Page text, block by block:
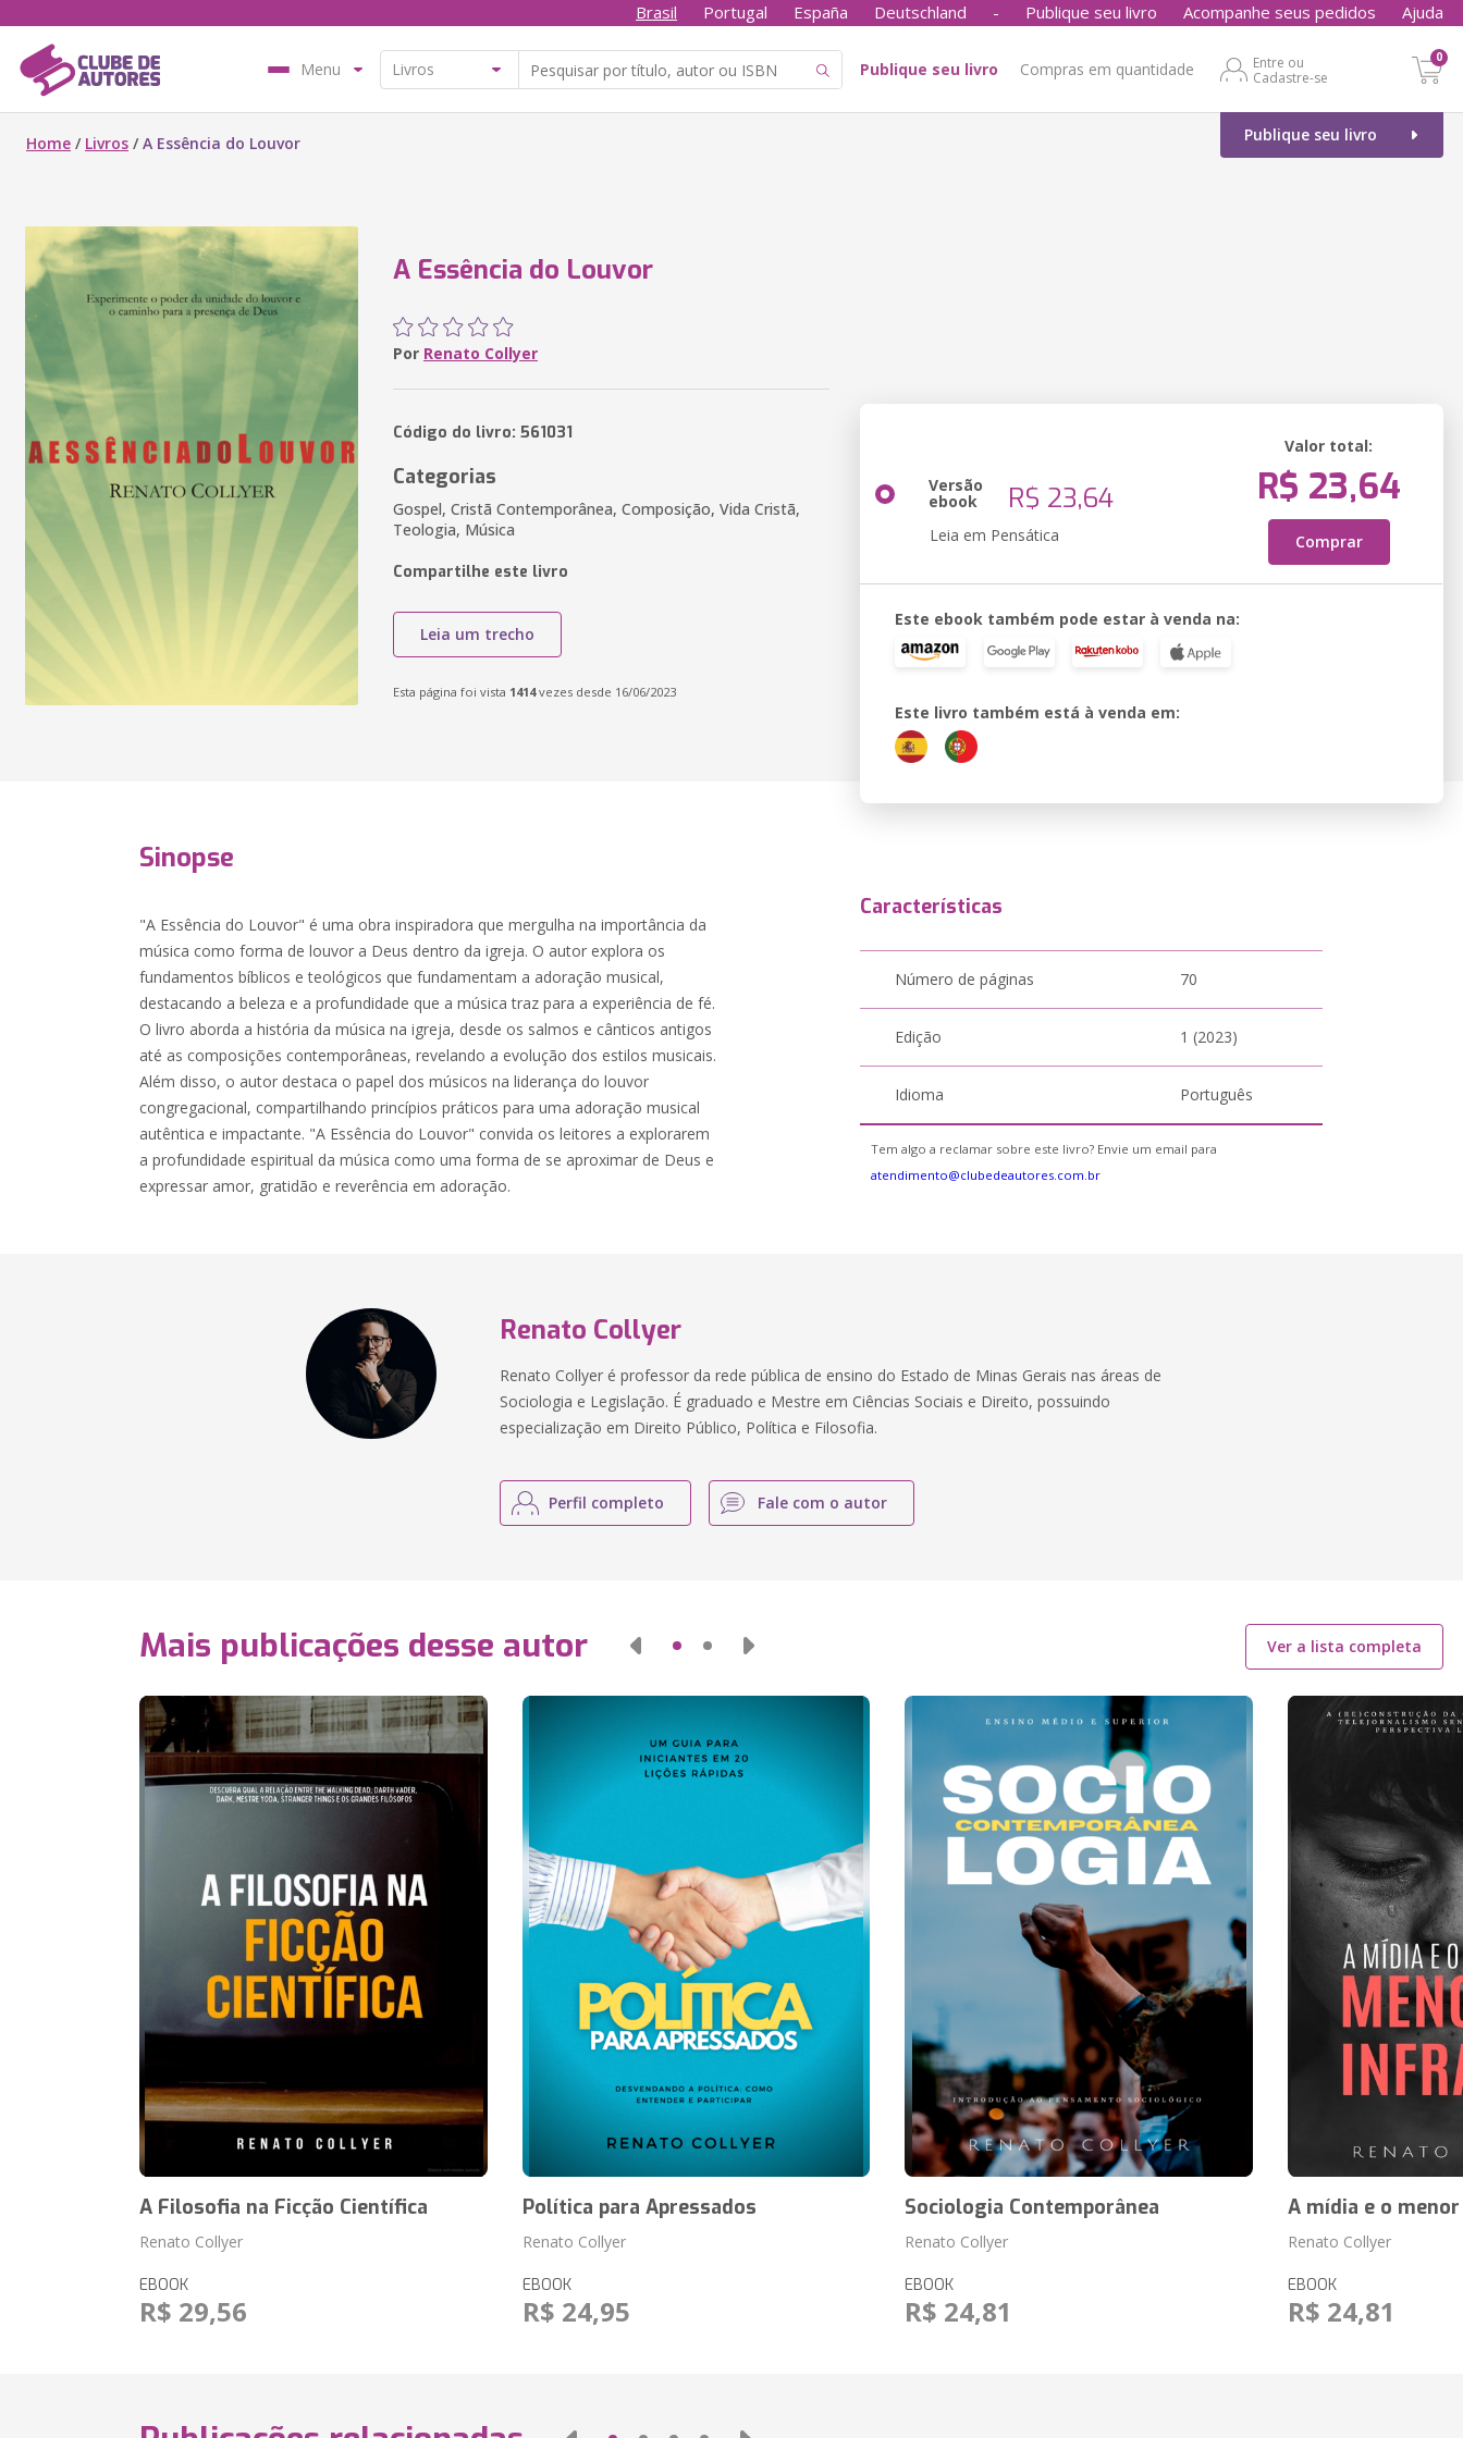
Brasil Portugal España Deutschland - Publique seu livro Acompanhe seus pedidos Ajuda
Menu Publique seu livro Compras em quantidade
Entre ou
Cadastre-se
0
Publique seu livro
Home / Livros /A Essência do Louvor
A Essência do Louvor
Por Renato Collyer
Código do livro: 561031
Categorias
Gospel, Cristã Contemporânea, Composição, Vida Cristã,
Teologia, Música
Compartilhe este livro
Leia um trecho
Esta página foi vista 1414vezes desde 16/06/2023
Versão
ebook R$ 23,64
Leia em Pensática
Valor total:
R$ 23,64
Comprar
Este ebook também pode estar à venda na:
Este livro também está à venda em:
Sinopse
"A Essência do Louvor" é uma obra inspiradora que mergulha na importância da
música como forma de louvor a Deus dentro da igreja. O autor explora os
fundamentos bíblicos e teológicos que fundamentam a adoração musical,
destacando a beleza e a profundidade que a música traz para a experiência de fé.
O livro aborda a história da música na igreja, desde os salmos e cânticos antigos
até as composições contemporâneas, revelando a evolução dos estilos musicais.
Além disso, o autor destaca o papel dos músicos na liderança do louvor
congregacional, compartilhando princípios práticos para uma adoração musical
autêntica e impactante. "A Essência do Louvor" convida os leitores a explorarem
a profundidade espiritual da música como uma forma de se aproximar de Deus e
expressar amor, gratidão e reverência em adoração.
Características
Número de páginas 70
Edição 1 (2023)
Idioma Português
Tem algo a reclamar sobre este livro? Envie um email para
atendimento@clubedeautores.com.br
Renato Collyer
Renato Collyer é professor da rede pública de ensino do Estado de Minas Gerais nas áreas de
Sociologia e Legislação. É graduado e Mestre em Ciências Sociais e Direito, possuindo
especialização em Direito Público, Política e Filosofia.
Perfil completo Fale com o autor
Mais publicações desse autor Ver a lista completa
A Filosofia na Ficção Científica
Renato Collyer
EBOOK
R$ 29,56
Política para Apressados
Renato Collyer
EBOOK
R$ 24,95
Sociologia Contemporânea
Renato Collyer
EBOOK
R$ 24,81
A mídia e o
Renato Collyer
EBOOK
R$ 24,81